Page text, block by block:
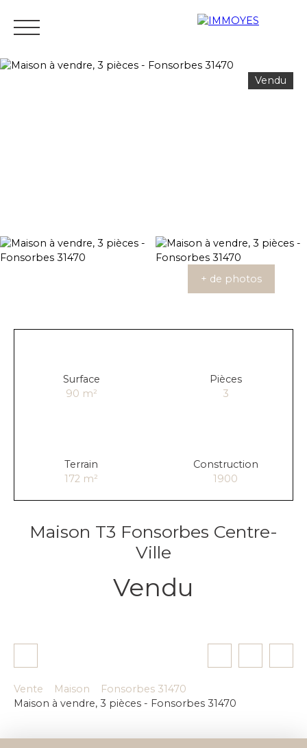
Vendu
+ de photos
Surface
90 m²
Pièces
3
Terrain
172 m²
Construction
1900
Maison T3 Fonsorbes Centre-
Ville
Vendu
Vente Maison
Fonsorbes 31470
Maison à vendre, 3 pièces - Fonsorbes 31470